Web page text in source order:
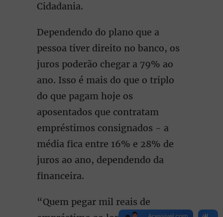
Cidadania.
Dependendo do plano que a
pessoa tiver direito no banco, os
juros poderão chegar a 79% ao
ano. Isso é mais do que o triplo
do que pagam hoje os
aposentados que contratam
empréstimos consignados - a
média fica entre 16% e 28% de
juros ao ano, dependendo da
financeira.
“Quem pegar mil reais de